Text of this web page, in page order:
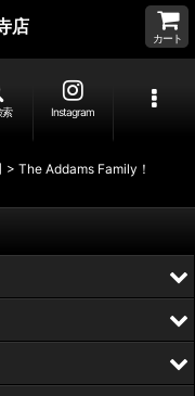
店
カート
索 Instagram
> The Addams Family！